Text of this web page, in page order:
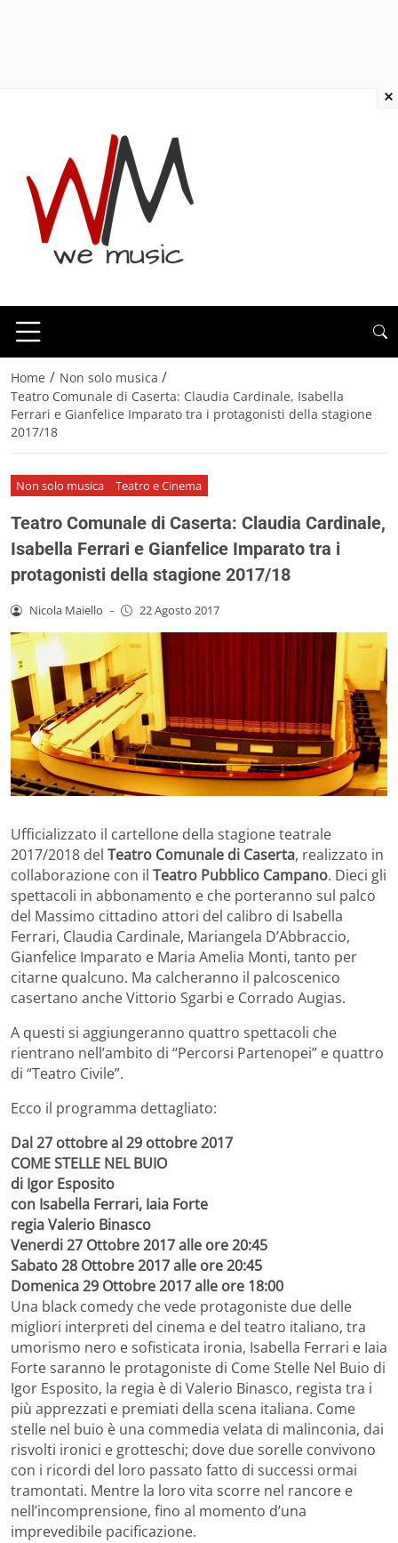
Home / Non solo musica /
Teatro Comunale di Caserta: Claudia Cardinale, Isabella
Ferrari e Gianfelice Imparato tra i protagonisti della stagione
2017/18
Non solo musica Teatro e Cinema
Teatro Comunale di Caserta: Claudia Cardinale,
Isabella Ferrari e Gianfelice Imparato tra i
protagonisti della stagione 2017/18
Nicola Maiello - 22 Agosto 2017
Ufficializzato il cartellone della stagione teatrale
2017/2018 del Teatro Comunale di Caserta, realizzato in
collaborazione con il Teatro Pubblico Campano. Dieci gli
spettacoli in abbonamento e che porteranno sul palco
del Massimo cittadino attori del calibro di Isabella
Ferrari, Claudia Cardinale, Mariangela D’Abbraccio,
Gianfelice Imparato e Maria Amelia Monti, tanto per
citarne qualcuno. Ma calcheranno il palcoscenico
casertano anche Vittorio Sgarbi e Corrado Augias.
A questi si aggiungeranno quattro spettacoli che
rientrano nell’ambito di “Percorsi Partenopei” e quattro
di “Teatro Civile”.
Ecco il programma dettagliato:
Dal 27 ottobre al 29 ottobre 2017
COME STELLE NEL BUIO
di Igor Esposito
con Isabella Ferrari, Iaia Forte
regia Valerio Binasco
Venerdi 27 Ottobre 2017 alle ore 20:45
Sabato 28 Ottobre 2017 alle ore 20:45
Domenica 29 Ottobre 2017 alle ore 18:00
Una black comedy che vede protagoniste due delle
migliori interpreti del cinema e del teatro italiano, tra
umorismo nero e sofisticata ironia, Isabella Ferrari e Iaia
Forte saranno le protagoniste di Come Stelle Nel Buio di
Igor Esposito, la regia è di Valerio Binasco, regista tra i
più apprezzati e premiati della scena italiana. Come
stelle nel buio è una commedia velata di malinconia, dai
risvolti ironici e grotteschi; dove due sorelle convivono
con i ricordi del loro passato fatto di successi ormai
tramontati. Mentre la loro vita scorre nel rancore e
nell’incomprensione, fino al momento d’una
imprevedibile pacificazione.
×